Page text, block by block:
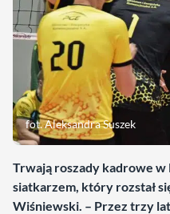
fot. Aleksandra Suszek
Trwają roszady kadrowe w
siatkarzem, który rozstał
Wiśniewski. – Przez trzy